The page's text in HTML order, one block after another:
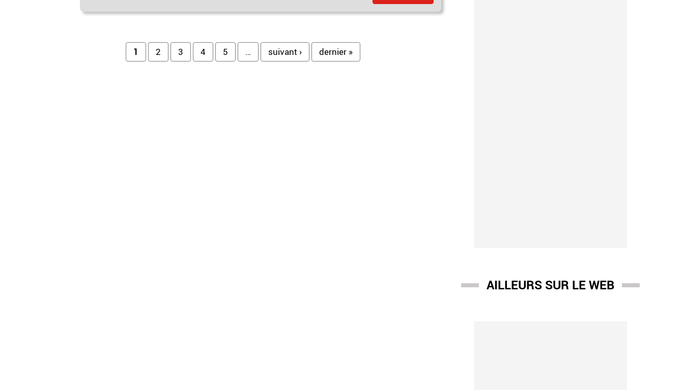
1 2 3 4 5 … suivant › dernier »
AILLEURS SUR LE WEB